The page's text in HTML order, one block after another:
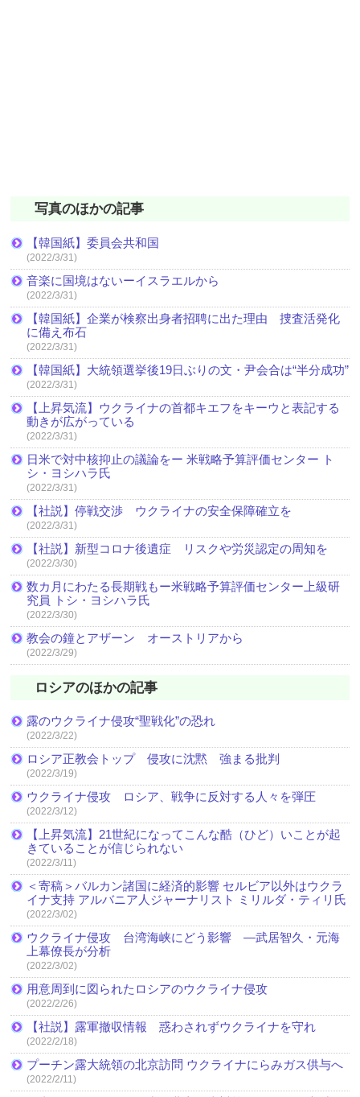
写真のほかの記事
【韓国紙】委員会共和国
(2022/3/31)
音楽に国境はないーイスラエルから
(2022/3/31)
【韓国紙】企業が検察出身者招聘に出た理由 捜査活発化
に備え布石
(2022/3/31)
【韓国紙】大統領選挙後19日ぶりの文・尹会合は“半分成功”
(2022/3/31)
【上昇気流】ウクライナの首都キエフをキーウと表記する
動きが広がっている
(2022/3/31)
日米で対中核抑止の議論をー 米戦略予算評価センター ト
シ・ヨシハラ氏
(2022/3/31)
【社説】停戦交渉 ウクライナの安全保障確立を
(2022/3/31)
【社説】新型コロナ後遺症 リスクや労災認定の周知を
(2022/3/30)
数カ月にわたる長期戦もー米戦略予算評価センター上級研
究員 トシ・ヨシハラ氏
(2022/3/30)
教会の鐘とアザーン オーストリアから
(2022/3/29)
ロシアのほかの記事
露のウクライナ侵攻“聖戦化”の恐れ
(2022/3/22)
ロシア正教会トップ 侵攻に沈黙 強まる批判
(2022/3/19)
ウクライナ侵攻 ロシア、戦争に反対する人々を弾圧
(2022/3/12)
【上昇気流】21世紀になってこんな酷（ひど）いことが起
きていることが信じられない
(2022/3/11)
＜寄稿＞バルカン諸国に経済的影響 セルビア以外はウクラ
イナ支持 アルバニア人ジャーナリスト ミリルダ・ティリ氏
(2022/3/02)
ウクライナ侵攻 台湾海峡にどう影響 ―武居智久・元海
上幕僚長が分析
(2022/3/02)
用意周到に図られたロシアのウクライナ侵攻
(2022/2/26)
【社説】露軍撤収情報 惑わされずウクライナを守れ
(2022/2/18)
プーチン露大統領の北京訪問 ウクライナにらみガス供与へ
(2022/2/11)